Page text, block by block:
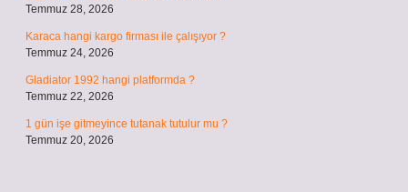
Temmuz 28, 2026
Karaca hangi kargo firması ile çalışıyor ?
Temmuz 24, 2026
Gladiator 1992 hangi platformda ?
Temmuz 22, 2026
1 gün işe gitmeyince tutanak tutulur mu ?
Temmuz 20, 2026